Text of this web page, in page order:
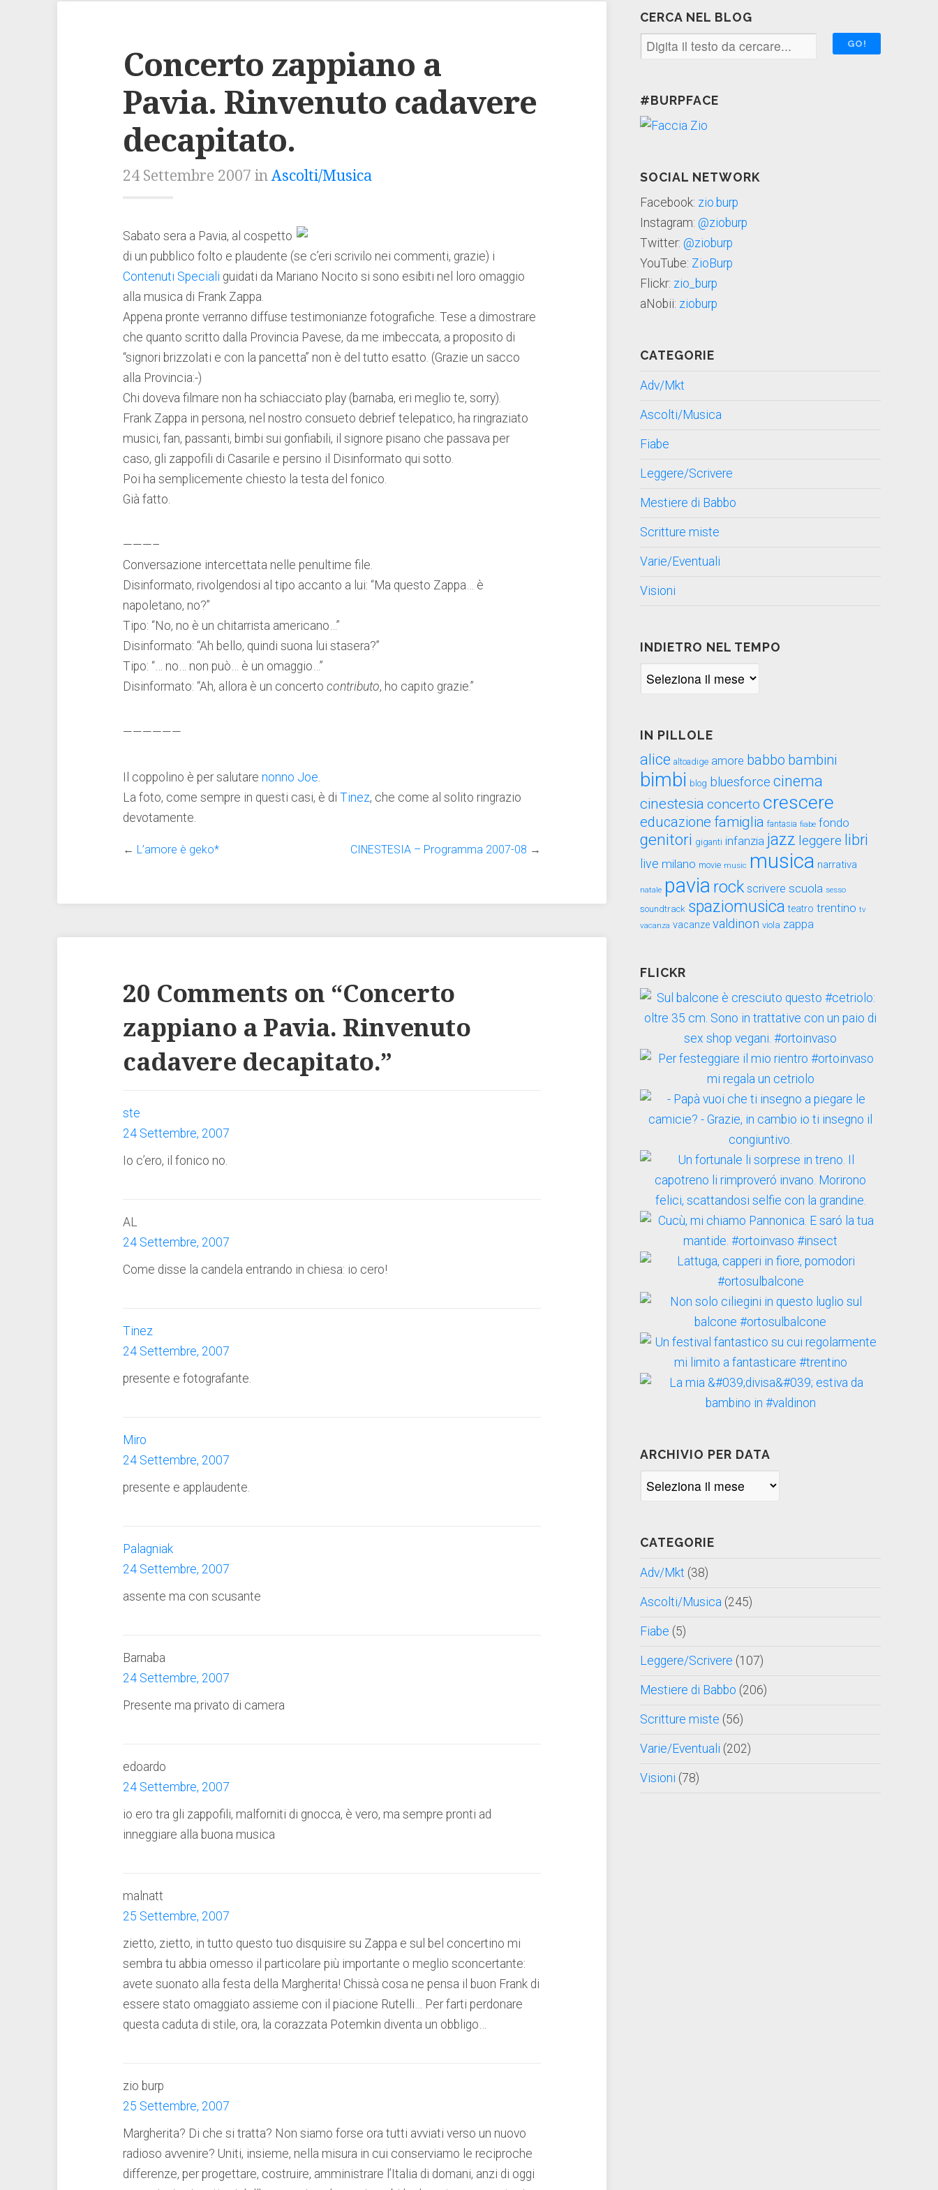
Concerto zappiano a
Pavia. Rinvenuto cadavere
decapitato.
24 Settembre 2007 inAscolti/Musica
Sabato sera a Pavia, al cospetto
di un pubblico folto e plaudente (se c’eri scrivilo nei commenti, grazie) i
Contenuti Speciali guidati da Mariano Nocito si sono esibiti nel loro omaggio
alla musica di Frank Zappa.
Appena pronte verranno diffuse testimonianze fotografiche. Tese a dimostrare
che quanto scritto dalla Provincia Pavese, da me imbeccata, a proposito di
“signori brizzolati e con la pancetta” non è del tutto esatto. (Grazie un sacco
alla Provincia:-)
Chi doveva filmare non ha schiacciato play (barnaba, eri meglio te, sorry).
Frank Zappa in persona, nel nostro consueto debrief telepatico, ha ringraziato
musici, fan, passanti, bimbi sui gonfiabili, il signore pisano che passava per
caso, gli zappofili di Casarile e persino il Disinformato qui sotto.
Poi ha semplicemente chiesto la testa del fonico.
Già fatto.
———–
Conversazione intercettata nelle penultime file.
Disinformato, rivolgendosi al tipo accanto a lui: “Ma questo Zappa… è
napoletano, no?”
Tipo: “No, no è un chitarrista americano…”
Disinformato: “Ah bello, quindi suona lui stasera?”
Tipo: “… no… non può… è un omaggio…”
Disinformato: “Ah, allora è un concertocontributo, ho capito grazie.”
——————
Il coppolino è per salutarenonno Joe.
La foto, come sempre in questi casi, è diTinez, che come al solito ringrazio
devotamente.
← L’amore è geko* CINESTESIA – Programma 2007-08 →
20 Comments on “Concerto
zappiano a Pavia. Rinvenuto
cadavere decapitato.”
ste
24 Settembre, 2007
Io c’ero, il fonico no.
AL
24 Settembre, 2007
Come disse la candela entrando in chiesa: io cero!
Tinez
24 Settembre, 2007
presente e fotografante.
Miro
24 Settembre, 2007
presente e applaudente.
Palagniak
24 Settembre, 2007
assente ma con scusante
Barnaba
24 Settembre, 2007
Presente ma privato di camera
edoardo
24 Settembre, 2007
io ero tra gli zappofili, malforniti di gnocca, è vero, ma sempre pronti ad
inneggiare alla buona musica
malnatt
25 Settembre, 2007
zietto, zietto, in tutto questo tuo disquisire su Zappa e sul bel concertino mi
sembra tu abbia omesso il particolare più importante o meglio sconcertante:
avete suonato alla festa della Margherita! Chissà cosa ne pensa il buon Frank di
essere stato omaggiato assieme con il piacione Rutelli… Per farti perdonare
questa caduta di stile, ora, la corazzata Potemkin diventa un obbligo…
zio burp
25 Settembre, 2007
Margherita? Di che si tratta? Non siamo forse ora tutti avviati verso un nuovo
radioso avvenire? Uniti, insieme, nella misura in cui conserviamo le reciproche
differenze, per progettare, costruire, amministrare l’Italia di domani, anzi di oggi
CERCA NEL BLOG
#BURPFACE
SOCIAL NETWORK
Facebook: zio.burp
Instagram: @zioburp
Twitter: @zioburp
YouTube: ZioBurp
Flickr: zio_burp
aNobii: zioburp
CATEGORIE
Adv/Mkt
Ascolti/Musica
Fiabe
Leggere/Scrivere
Mestiere di Babbo
Scritture miste
Varie/Eventuali
Visioni
INDIETRO NEL TEMPO
Indietro
IN PILLOLE
alice altoadige amore babbo bambini
bimbi blog bluesforce cinema
cinestesia concerto crescere
educazione famiglia fantasia fiabe fondo
genitori giganti infanzia jazz leggere libri
live milano movie music musica narrativa
natale pavia rock scrivere scuola sesso
soundtrack spaziomusica teatro trentino tv
vacanza vacanze valdinon viola zappa
FLICKR
ARCHIVIO PER DATA
Archivio
CATEGORIE
Adv/Mkt (38)
Ascolti/Musica (245)
Fiabe (5)
Leggere/Scrivere (107)
Mestiere di Babbo (206)
Scritture miste (56)
Varie/Eventuali (202)
Visioni (78)